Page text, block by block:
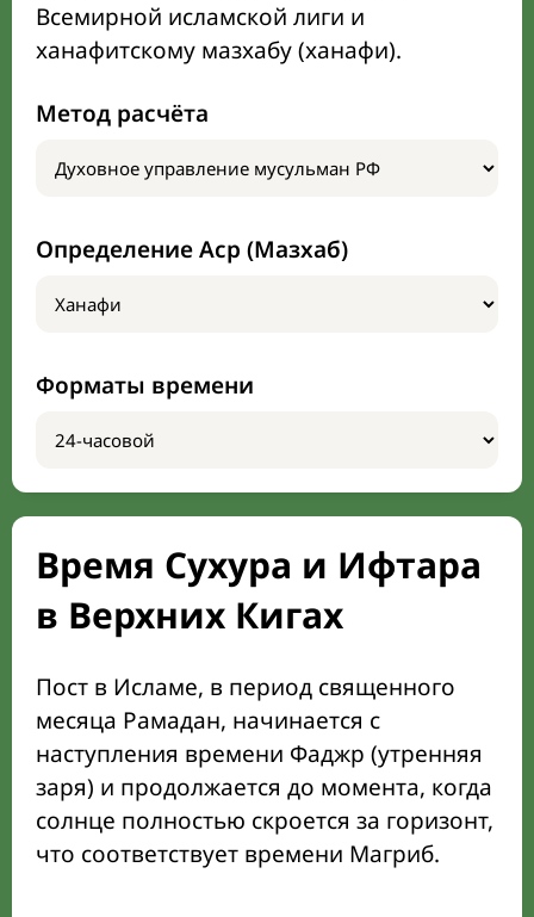
Всемирной исламской лиги и
ханафитскому мазхабу (ханафи).
Метод расчёта
Определение Аср (Мазхаб)
Форматы времени
Время Сухура и Ифтара
в Верхних Кигах
Пост в Исламе, в период священного
месяца Рамадан, начинается с
наступления времени Фаджр (утренняя
заря) и продолжается до момента, когда
солнце полностью скроется за горизонт,
что соответствует времени Магриб.